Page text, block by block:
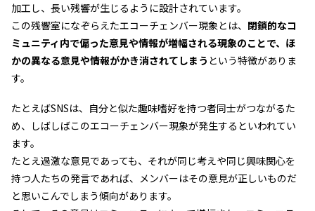
加工し、長い残響が生じるように設計されています。
この残響室になぞらえたエコーチェンバー現象とは、 閉鎖的なコ
ミュニティ内で偏った意見や情報が増幅される現象のことで、ほ
かの異なる意見や情報がかき消されてしまう という特徴がありま
す。
たとえばSNSは、自分と似た趣味嗜好を持つ者同士がつながるた
め、しばしばこのエコーチェンバー現象が発生するといわれてい
ます。
たとえ過激な意見であっても、それが同じ考えや同じ興味関心を
持つ人たちの発言であれば、メンバーはその意見が正しいものだ
と思いこんでしまう傾向があります。